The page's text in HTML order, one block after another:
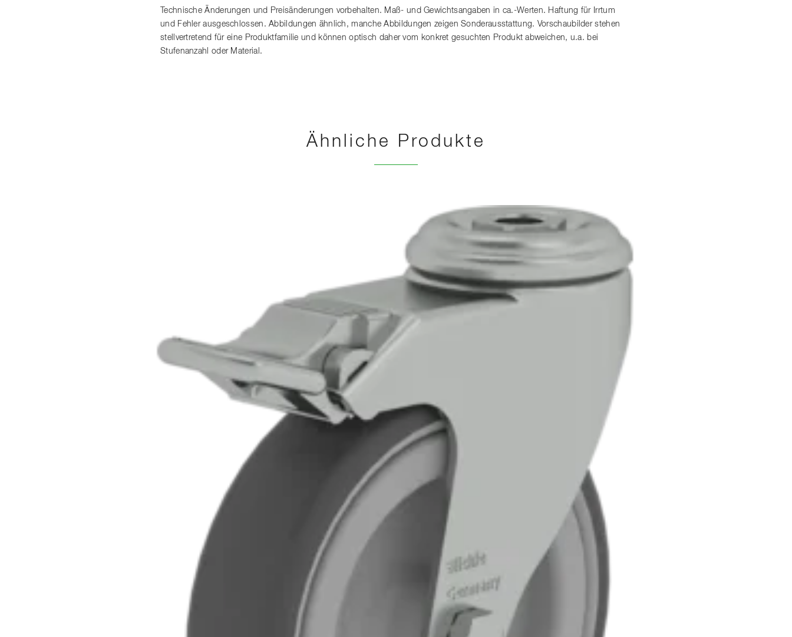
Technische Änderungen und Preisänderungen vorbehalten. Maß- und Gewichtsangaben in ca.-Werten. Haftung für Irrtum
und Fehler ausgeschlossen. Abbildungen ähnlich, manche Abbildungen zeigen Sonderausstattung. Vorschaubilder stehen
stellvertretend für eine Produktfamilie und können optisch daher vom konkret gesuchten Produkt abweichen, u.a. bei
Stufenanzahl oder Material.
Ähnliche Produkte